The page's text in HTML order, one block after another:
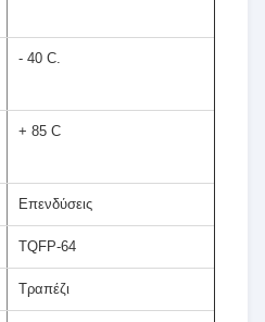
- 40 C.
+ 85 C
Επενδύσεις
ΤQFP-64
Τραπέζι